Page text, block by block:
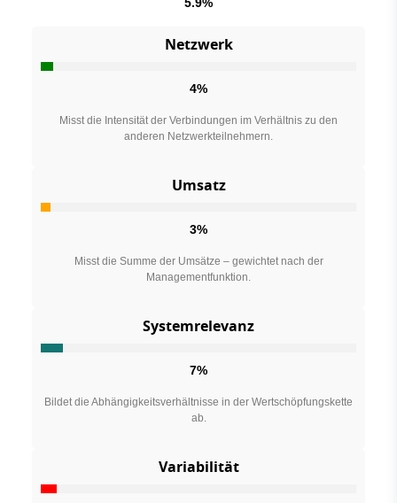
Netzwerk
4%
Misst die Intensität der Verbindungen im Verhältnis zu den
anderen Netzwerkteilnehmern.
Umsatz
3%
Misst die Summe der Umsätze – gewichtet nach der
Managementfunktion.
Systemrelevanz
7%
Bildet die Abhängigkeitsverhältnisse in der Wertschöpfungskette
ab.
Variabilität